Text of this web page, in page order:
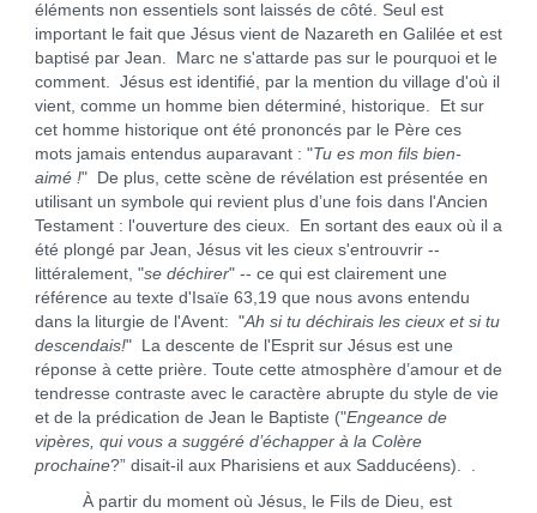
éléments non essentiels sont laissés de côté. Seul est
important le fait que Jésus vient de Nazareth en Galilée et est
baptisé par Jean. Marc ne s'attarde pas sur le pourquoi et le
comment. Jésus est identifié, par la mention du village d'où il
vient, comme un homme bien déterminé, historique. Et sur
cet homme historique ont été prononcés par le Père ces
mots jamais entendus auparavant : "Tu es mon fils bien-
aimé !" De plus, cette scène de révélation est présentée en
utilisant un symbole qui revient plus d’une fois dans l'Ancien
Testament : l'ouverture des cieux. En sortant des eaux où il a
été plongé par Jean, Jésus vit les cieux s'entrouvrir --
littéralement, "se déchirer" -- ce qui est clairement une
référence au texte d'Isaïe 63,19 que nous avons entendu
dans la liturgie de l'Avent: "Ah si tu déchirais les cieux et si tu
descendais!" La descente de l'Esprit sur Jésus est une
réponse à cette prière. Toute cette atmosphère d’amour et de
tendresse contraste avec le caractère abrupte du style de vie
et de la prédication de Jean le Baptiste ("Engeance de
vipères, qui vous a suggéré d’échapper à la Colère
prochaine?” disait-il aux Pharisiens et aux Sadducéens). .
À partir du moment où Jésus, le Fils de Dieu, est